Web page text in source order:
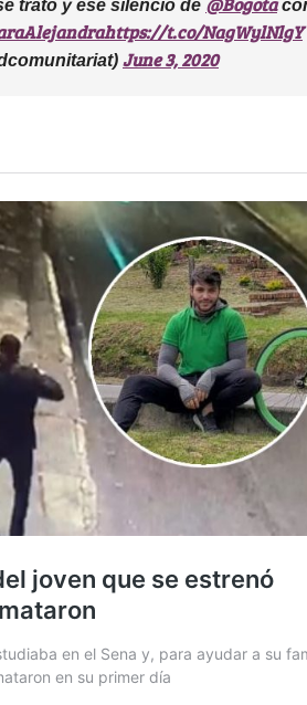
trato y ese silencio de
https://t.co/NagWylNlgY
June 3, 2020